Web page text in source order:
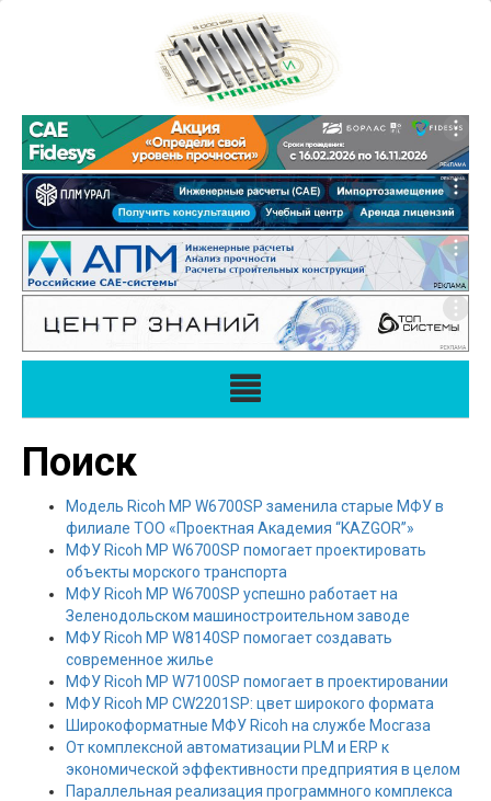
Поиск
Модель Ricoh MP W6700SP заменила старые МФУ в
филиале ТОО «Проектная Академия “KAZGOR”»
МФУ Ricoh MP W6700SP помогает проектировать
объекты морского транспорта
МФУ Ricoh MP W6700SP успешно работает на
Зеленодольском машиностроительном заводе
МФУ Ricoh MP W8140SP помогает создавать
современное жилье
МФУ Ricoh MP W7100SP помогает в проектировании
МФУ Ricoh MP CW2201SP: цвет широкого формата
Широкоформатные МФУ Ricoh на службе Мосгаза
От комплексной автоматизации PLM и ERP к
экономической эффективности предприятия в целом
Параллельная реализация программного комплекса